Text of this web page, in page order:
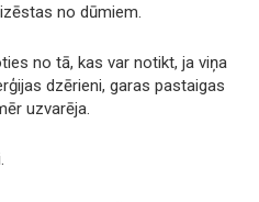
no dūmiem.
no tā, kas var notikt, ja viņa
dzērieni, garas pastaigas
uzvarēja.